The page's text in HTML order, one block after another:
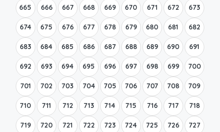
665 666 667 668 669 670 671 672 673
674 675 676 677 678 679 680 681 682
683 684 685 686 687 688 689 690 691
692 693 694 695 696 697 698 699 700
701 702 703 704 705 706 707 708 709
710 711 712 713 714 715 716 717 718
719 720 721 722 723 724 725 726 727